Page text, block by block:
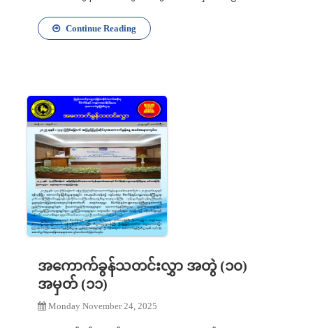
Continue Reading
အကောက်ခွန်သတင်းလွှာ အတွဲ (၁၀)
အမှတ် (၁၁)
Monday November 24, 2025